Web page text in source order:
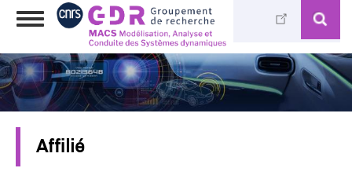
Aller
principal
Toggle
Affilié